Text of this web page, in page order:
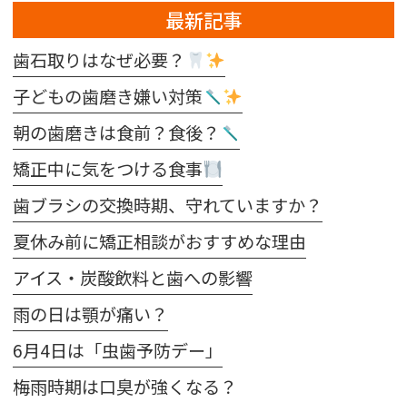
最新記事
歯石取りはなぜ必要？
子どもの歯磨き嫌い対策
朝の歯磨きは食前？食後？
矯正中に気をつける食事
歯ブラシの交換時期、守れていますか？
夏休み前に矯正相談がおすすめな理由
アイス・炭酸飲料と歯への影響
雨の日は顎が痛い？
6月4日は「虫歯予防デー」
梅雨時期は口臭が強くなる？